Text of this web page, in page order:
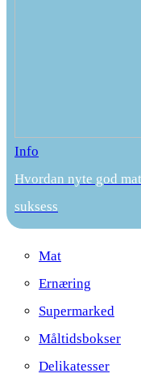
Info
Hvordan nyte god
suksess
Mat
Ernæring
Supermarked
Måltidsbokser
Delikatesser